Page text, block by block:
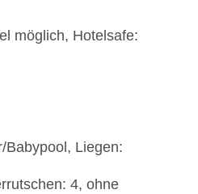
möglich, Hotelsafe:
Babypool, Liegen:
4, ohne